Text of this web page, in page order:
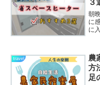
３
朝
に
に
う
所
travel
農
方
足